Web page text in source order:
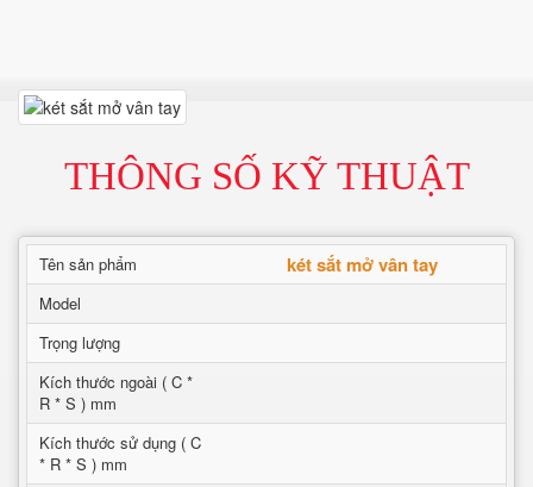
THÔNG SỐ KỸ THUẬT
Tên sản phẩm két sắt mở vân tay
Model
Trọng lượng
Kích thước ngoài ( C *
R * S ) mm
Kích thước sử dụng ( C
* R * S ) mm